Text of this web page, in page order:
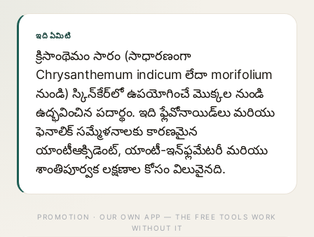
ఇది ఏమిటి
క్రిసాంథెమం సారం (సాధారణంగా
Chrysanthemum indicum లేదా morifolium
నుండి) స్కిన్‌కేర్‌లో ఉపయోగించే మొక్కల నుండి
ఉద్భవించిన పదార్థం. ఇది ఫ్లేవోనాయిడ్‌లు మరియు
ఫెనాలిక్ సమ్మేళనాలకు కారణమైన
యాంటీఆక్సిడెంట్, యాంటీ-ఇన్‌ఫ్లమేటరీ మరియు
శాంతిపూర్వక లక్షణాల కోసం విలువైనది.
PROMOTION · OUR OWN APP — THE FREE TOOLS WORK
WITHOUT IT